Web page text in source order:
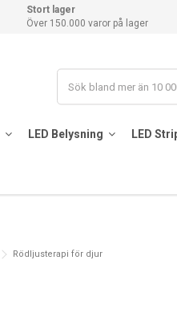
Stort lager
Över 150.000 varor på lager
LED Belysning LED
Rödljusterapi för djur